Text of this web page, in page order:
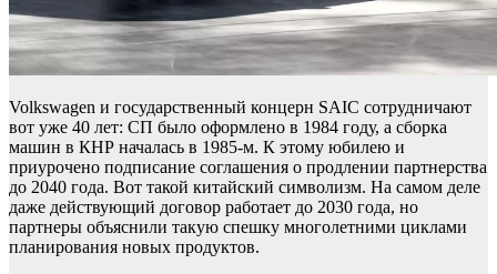
Volkswagen и государственный концерн SAIC сотрудничают
вот уже 40 лет: СП было оформлено в 1984 году, а сборка
машин в КНР началась в 1985-м. К этому юбилею и
приурочено подписание соглашения о продлении партнерства
до 2040 года. Вот такой китайский символизм. На самом деле
даже действующий договор работает до 2030 года, но
партнеры объяснили такую спешку многолетними циклами
планирования новых продуктов.